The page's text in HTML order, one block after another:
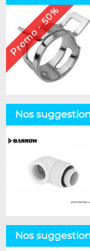
Promo - 50%
Nos
Nos